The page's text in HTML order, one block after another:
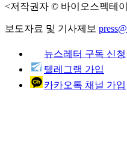
<저작권자 © 바이오스펙테
보도자료 및 기사제보
뉴스레터 구독 신청
텔레그램 가입
카카오톡 채널 가입